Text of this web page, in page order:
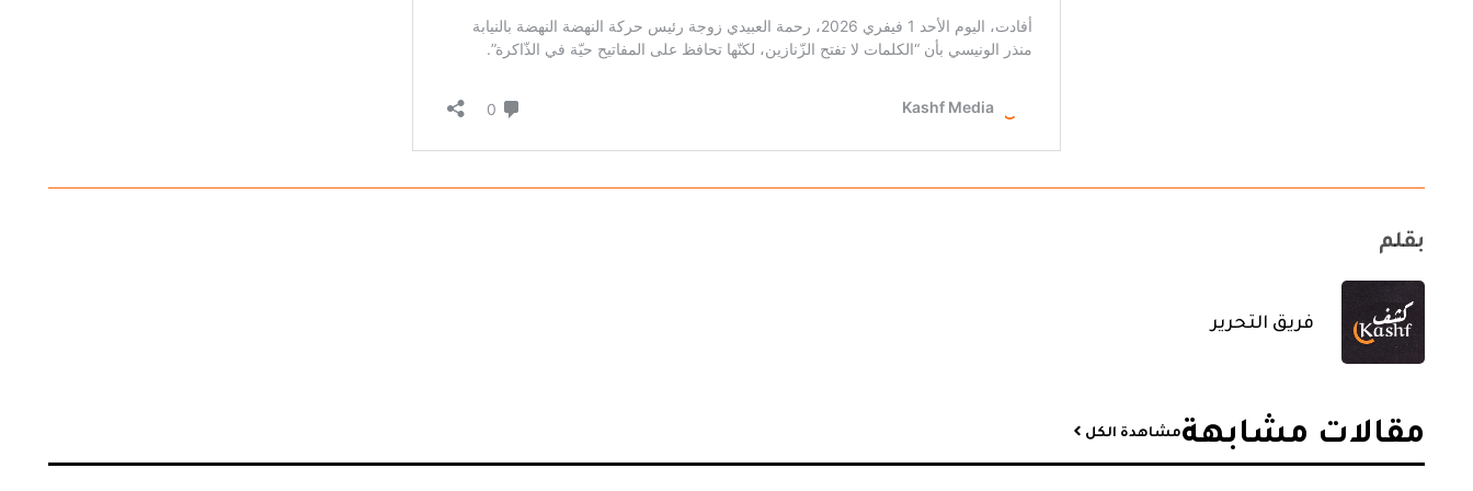
بقلم
فريق التحرير
مقالات مشابهة​مشاهدة الكل